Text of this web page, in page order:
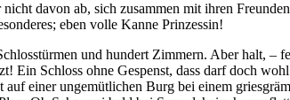
davon ab, sich zusammen mit ihren
eben volle Kanne Prinzessin!
und hundert Zimmern. Aber halt, –
Schloss ohne Gespenst, dass darf doch
einer ungemütlichen Burg bei einem